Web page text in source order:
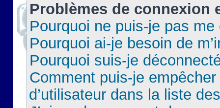
Problèmes de connexion
Pourquoi ne puis-je pas
Pourquoi ai-je besoin de
Pourquoi suis-je
Comment puis-je
d’utilisateur dans la liste